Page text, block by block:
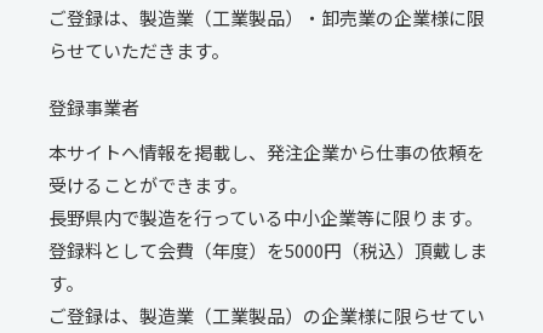
ご登録は、製造業（工業製品）・卸売業の企業様に限
らせていただきます。
登録事業者
本サイトへ情報を掲載し、発注企業から仕事の依頼を
受けることができます。
長野県内で製造を行っている中小企業等に限ります。
登録料として会費（年度）を5000円（税込）頂戴しま
す。
ご登録は、製造業（工業製品）の企業様に限らせてい